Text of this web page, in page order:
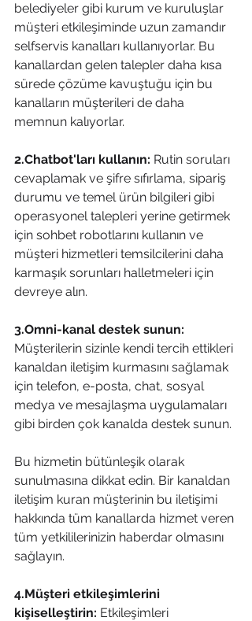
belediyeler gibi kurum ve kuruluşlar
müşteri etkileşiminde uzun zamandır
selfservis kanalları kullanıyorlar. Bu
kanallardan gelen talepler daha kısa
sürede çözüme kavuştuğu için bu
kanalların müşterileri de daha
memnun kalıyorlar.
2.Chatbot'ları kullanın: Rutin soruları
cevaplamak ve şifre sıfırlama, sipariş
durumu ve temel ürün bilgileri gibi
operasyonel talepleri yerine getirmek
için sohbet robotlarını kullanın ve
müşteri hizmetleri temsilcilerini daha
karmaşık sorunları halletmeleri için
devreye alın.
3.Omni-kanal destek sunun:
Müşterilerin sizinle kendi tercih ettikleri
kanaldan iletişim kurmasını sağlamak
için telefon, e-posta, chat, sosyal
medya ve mesajlaşma uygulamaları
gibi birden çok kanalda destek sunun.
Bu hizmetin bütünleşik olarak
sunulmasına dikkat edin. Bir kanaldan
iletişim kuran müşterinin bu iletişimi
hakkında tüm kanallarda hizmet veren
tüm yetkililerinizin haberdar olmasını
sağlayın.
4.Müşteri etkileşimlerini
kişiselleştirin: Etkileşimleri